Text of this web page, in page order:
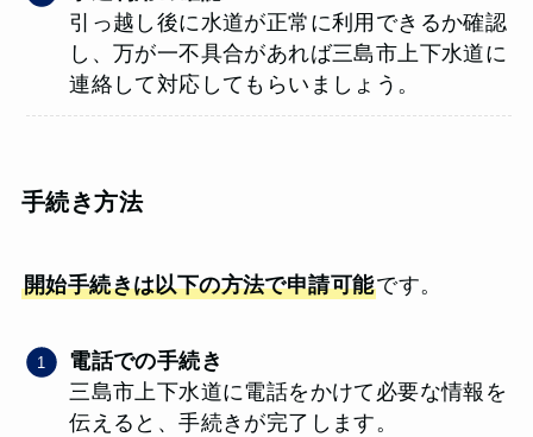
引っ越し後に水道が正常に利用できるか確認
し、万が一不具合があれば三島市上下水道に
連絡して対応してもらいましょう。
手続き方法
開始手続きは以下の方法で申請可能です。
電話での手続き
三島市上下水道に電話をかけて必要な情報を
伝えると、手続きが完了します。